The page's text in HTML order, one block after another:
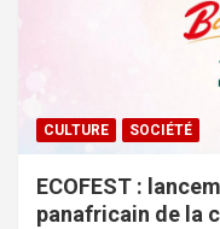
CULTURE SOCIÉTÉ
ECOFEST :
panafricain de la